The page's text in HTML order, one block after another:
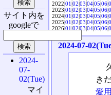
2022|01|02|03|04|05|06|
2023|01|02|03|04|05|06|
2024|01|02|03|04|05|06|
2025|01|02|03|04|05|06|
2026|01|02|03|04|05|06|
2024-07-
き
愛
サイト内を
googleで
2024-
07-
02(Tue)
マイ